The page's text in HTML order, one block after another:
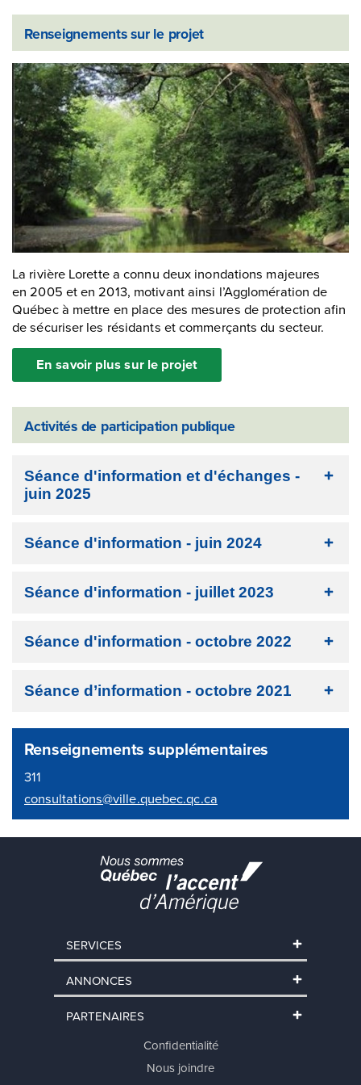
Renseignements sur le projet
La rivière Lorette a connu deux inondations majeures
en 2005 et en 2013, motivant ainsi l’Agglomération de
Québec à mettre en place des mesures de protection afin
de sécuriser les résidants et commerçants du secteur.
En savoir plus sur le projet
Activités de participation publique
Séance d'information et d'échanges -
juin 2025
Séance d'information - juin 2024
Séance d'information - juillet 2023
Séance d'information - octobre 2022
Séance d’information - octobre 2021
Renseignements supplémentaires
311
consultations@ville.quebec.qc.ca
SERVICES
ANNONCES
PARTENAIRES
Confidentialité
Nous joindre